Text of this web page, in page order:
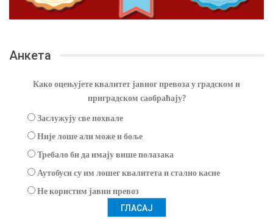
Анкета
Како оцењујете квалитет јавног превоза у градском и
приградском саобраћају?
Заслужују све похвале
Није лоше али може и боље
Требало би да имају више полазака
Аутобуси су им лошег квалитета и стално касне
Не користим јавни превоз